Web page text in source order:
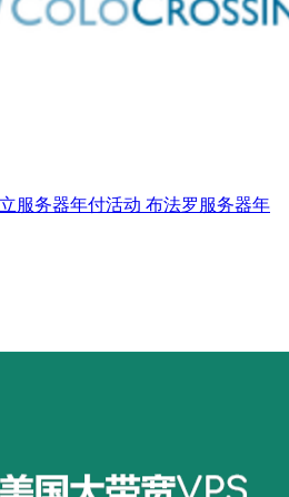
服务器年付活动 布法罗服务器年